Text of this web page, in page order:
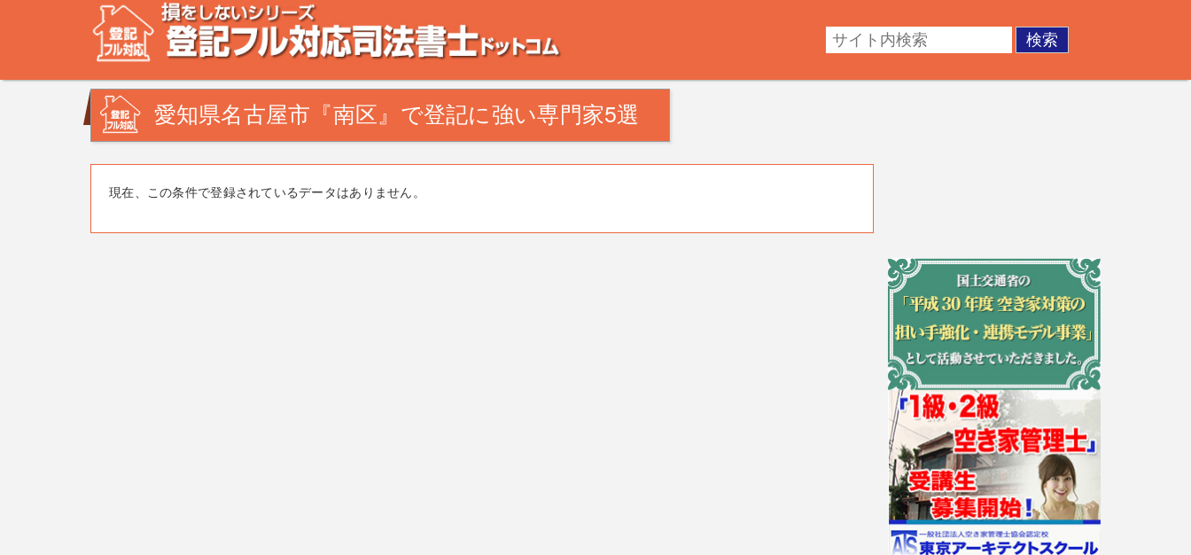
不動産登記の相談なら、登記フル対応司法書士ドットコム。田舎の空き家・空き地の対策でお悩みの方。相続登記・不動産の処分・遺産分割・成年後見。不動産の調査・測量・登記など。あなたの悩
みを司法書士・土地家屋調査士が解決致します！
愛知県名古屋市『南区』で登記に強い専門家5選
現在、この条件で登録されているデータはありません。